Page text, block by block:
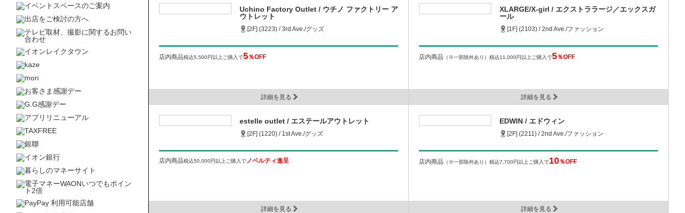
Uchino Factory Outlet / ウチノ ファクトリー ア
ウトレット
[2F] (3223) / 3rd Ave./グッズ
店内商品税込5,500円以上ご購入で5％OFF
詳細を見る
XLARGE/X-girl / エクストララージ／エックスガ
ール
[1F] (2103) / 2nd Ave./ファッション
店内商品 （※一部除外あり） 税込11,000円以上ご購入で5％OFF
詳細を見る
estelle outlet / エステールアウトレット
[2F] (1220) / 1st Ave./グッズ
店内商品税込50,000円以上ご購入でノベルティ進呈
詳細を見る
EDWIN / エドウィン
[2F] (2211) / 2nd Ave./ファッション
店内商品 （※一部除外あり） 税込7,700円以上ご購入で10％OFF
詳細を見る